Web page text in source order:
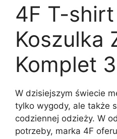
4F T-
Koszulka
Komplet
W dzisiejszym świecie
tylko wygody, ale także
codziennej odzieży. W
potrzeby, marka 4F